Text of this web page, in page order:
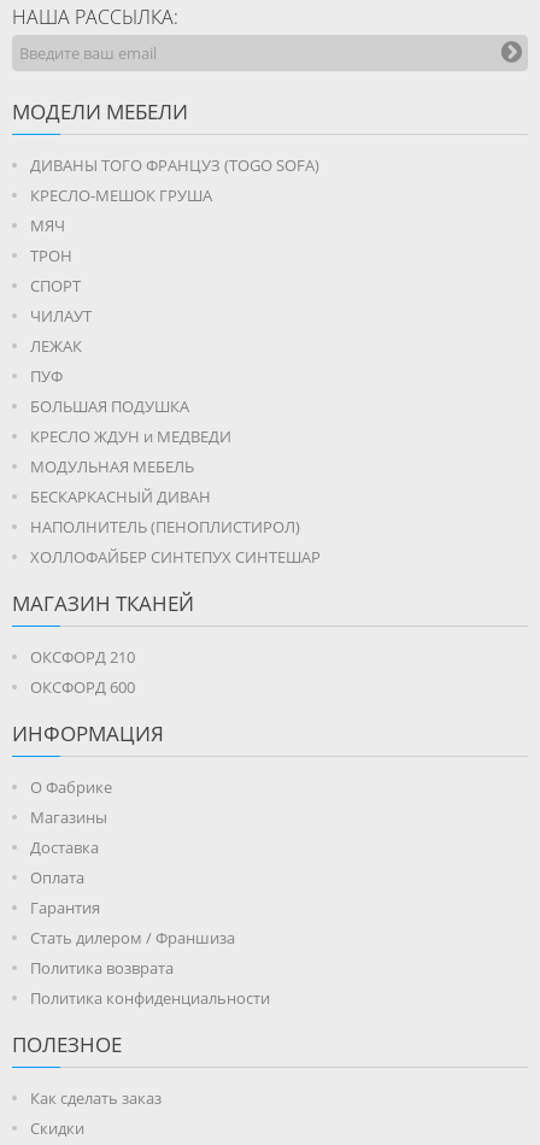
НАША РАССЫЛКА:
МОДЕЛИ МЕБЕЛИ
ДИВАНЫ ТОГО ФРАНЦУЗ (TOGO SOFA)
КРЕСЛО-МЕШОК ГРУША
МЯЧ
ТРОН
СПОРТ
ЧИЛАУТ
ЛЕЖАК
ПУФ
БОЛЬШАЯ ПОДУШКА
КРЕСЛО ЖДУН и МЕДВЕДИ
МОДУЛЬНАЯ МЕБЕЛЬ
БЕСКАРКАСНЫЙ ДИВАН
НАПОЛНИТЕЛЬ (ПЕНОПЛИСТИРОЛ)
ХОЛЛОФАЙБЕР СИНТЕПУХ СИНТЕШАР
МАГАЗИН ТКАНЕЙ
ОКСФОРД 210
ОКСФОРД 600
ИНФОРМАЦИЯ
О Фабрике
Магазины
Доставка
Оплата
Гарантия
Стать дилером / Франшиза
Политика возврата
Политика конфиденциальности
ПОЛЕЗНОЕ
Как сделать заказ
Скидки